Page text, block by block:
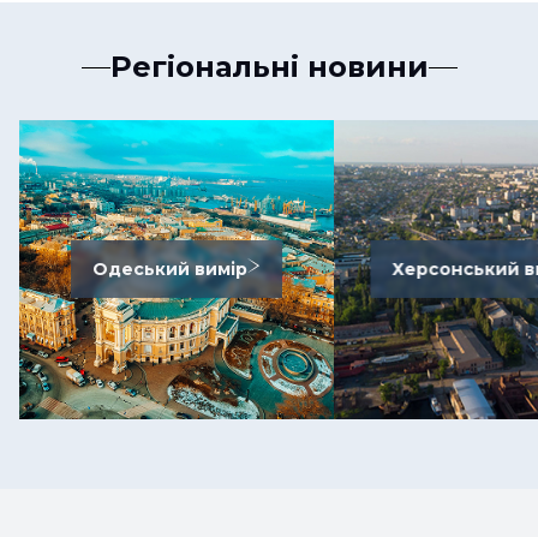
Регіональні новини
Одеський вимір Херсонський